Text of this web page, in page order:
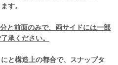
す。
と前面のみで、両サイドには一部
承ください。
と構造上の都合で、スナップタ